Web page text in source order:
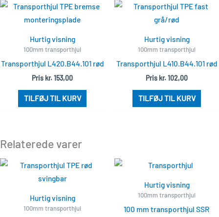
Hurtig visning
100mm transporthjul
Transporthjul L420.B44.101 rød
Pris kr.153,00
TILFØJ TIL KURV
Hurtig visning
100mm transporthjul
Transporthjul L410.B44.101 rød
Pris kr.102,00
TILFØJ TIL KURV
Relaterede varer
Hurtig visning
100mm transporthjul
Hurtig visning
100mm transporthjul
100 mm transporthjul SSR